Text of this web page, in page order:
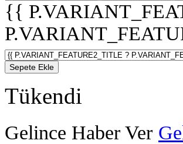
{{
Sepete Ekle
Tükendi
Gelince Haber Ver